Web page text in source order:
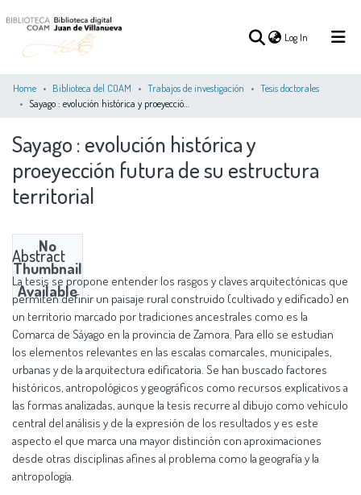
Log In (current)
COMMUNITIES
ALL OF DSPACE
STATISTICS
Home Biblioteca del COAM Trabajos de investigación
Tesis doctorales
Sayago : evolución histórica y
proeyección futura de su estructura
territorial
No
Thumbnail
Available
Abstract
La tesis se propone entender los rasgos y claves arquitectónicas que
permiten definir un paisaje rural construido (cultivado y edificado) en
un territorio marcado por tradiciones ancestrales como es la
Comarca de Sáyago en la provincia de Zamora. Para ello se estudian
los elementos relevantes en las escalas comarcales, municipales,
urbanas y de la arquitectura edificatoria. Se han buscado factores
históricos, antropológicos y geográficos como recursos explicativos a
las formas analizadas, aunque la tesis recurre al dibujo como vehículo
central del análisis y de la expresión de los resultados y es este
aspecto el que marca una mayor distinción con aproximaciones
desde otras disciplinas afines al problema como la geografía y la
antropología.